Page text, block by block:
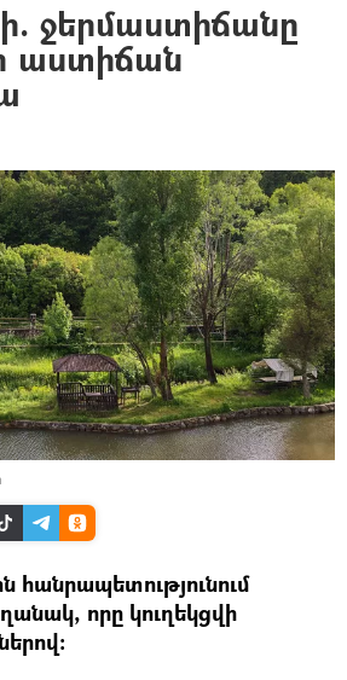
ջերմաստիճանը
աստիճան
հանրապետությունում
որը կուղեկցվի